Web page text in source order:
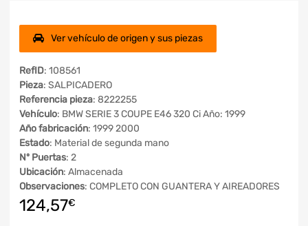
Ver vehículo de origen y sus piezas
RefID: 108561
Pieza: SALPICADERO
Referencia pieza: 8222255
Vehículo: BMW SERIE 3 COUPE E46 320 Ci Año: 1999
Año fabricación: 1999 2000
Estado: Material de segunda mano
Nº Puertas: 2
Ubicación: Almacenada
Observaciones: COMPLETO CON GUANTERA Y AIREADORES
124,57€